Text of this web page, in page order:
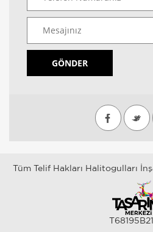
GÖNDER
Tüm Telif Hakları Halitogulları